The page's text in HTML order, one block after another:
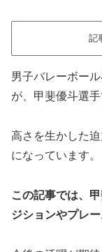
記
男子バレーボー
が、甲斐優斗選手
高さを生かした
になっています。
この記事では、
ジションやプレ